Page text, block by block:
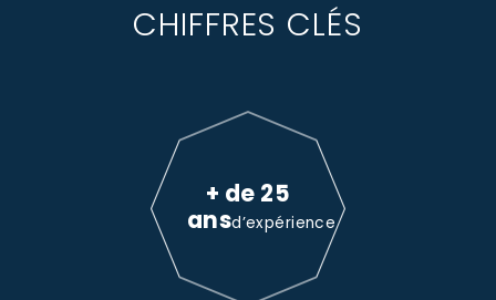
CHIFFRES CLÉS
+ de 25
ansd’expérience